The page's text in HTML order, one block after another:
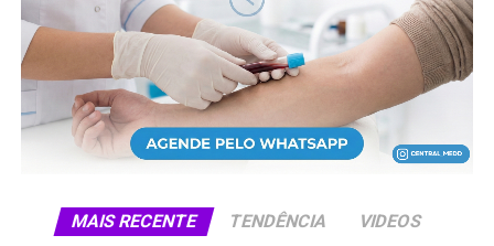
O encontro foi organizado pelo Sicoob Credisul e
contou com representantes da ApexBrasil e do setor
produtivo. Jorge Viana também participou da
programação e fez uma apresentação sobre
oportunidades de negócios no Acre.
MAIS RECENTE TENDÊNCIA VIDEOS